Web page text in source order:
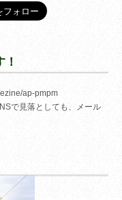
ap-pmpm
で見落としても、メール